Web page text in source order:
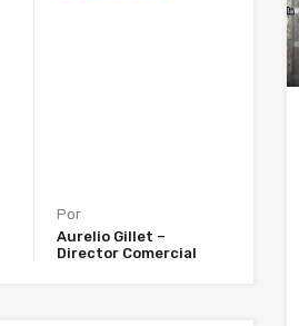
Por
Aurelio Gillet –
Director Comercial